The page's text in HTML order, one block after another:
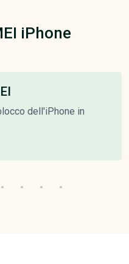
iPhone
dell'iPhone in